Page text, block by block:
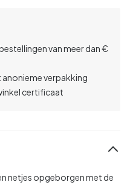
van meer dan €
anonieme verpakking
certificaat
netjes opgeborgen met de